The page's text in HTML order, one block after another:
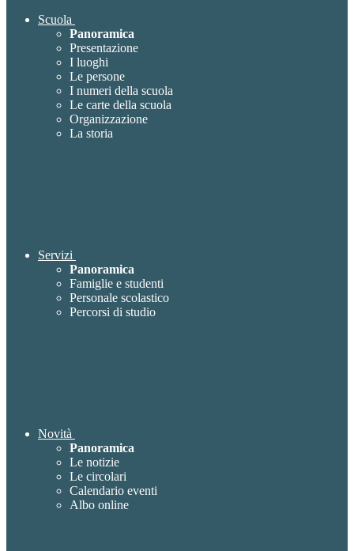
Scuola
Panoramica
Presentazione
I luoghi
Le persone
I numeri della scuola
Le carte della scuola
Organizzazione
La storia
Servizi
Panoramica
Famiglie e studenti
Personale scolastico
Percorsi di studio
Novità
Panoramica
Le notizie
Le circolari
Calendario eventi
Albo online